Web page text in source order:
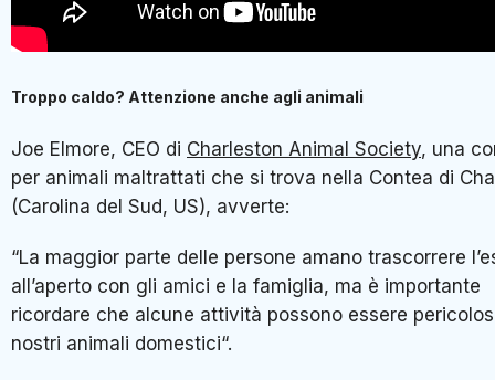
Troppo caldo? Attenzione anche agli animali
Joe Elmore, CEO di Charleston Animal Society, una
per animali maltrattati che si trova nella Contea di
(Carolina del Sud, US), avverte:
“La maggior parte delle persone amano trascorrere
all’aperto con gli amici e la famiglia, ma è importante
ricordare che alcune attività possono essere
nostri animali domestici“.